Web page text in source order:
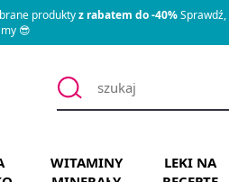
produktyz rabatem do -40%Sprawdź,
😎
WITAMINY
LEKI NA